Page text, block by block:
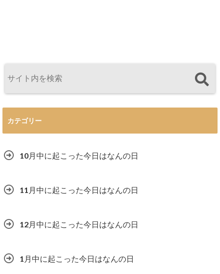
カテゴリー
10月中に起こった今日はなんの日
11月中に起こった今日はなんの日
12月中に起こった今日はなんの日
1月中に起こった今日はなんの日